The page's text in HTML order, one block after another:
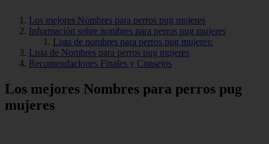
Los mejores Nombres para perros pug mujeres
Información sobre nombres para perros pug mujeres
Lista de nombres para perros pug mujeres:
Lista de Nombres para perros pug mujeres
Recomendaciones Finales y Consejos
Los mejores Nombres para perros pug
mujeres